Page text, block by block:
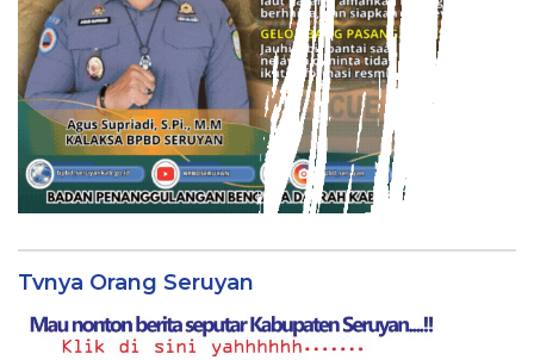
Tvnya Orang Seruyan